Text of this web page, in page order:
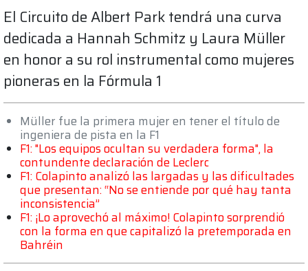
El Circuito de Albert Park tendrá una curva
dedicada a Hannah Schmitz y Laura Müller
en honor a su rol instrumental como mujeres
pioneras en la Fórmula 1
Müller fue la primera mujer en tener el título de
ingeniera de pista en la F1
F1: "Los equipos ocultan su verdadera forma", la
contundente declaración de Leclerc
F1: Colapinto analizó las largadas y las dificultades
que presentan: “No se entiende por qué hay tanta
inconsistencia”
F1: ¡Lo aprovechó al máximo! Colapinto sorprendió
con la forma en que capitalizó la pretemporada en
Bahréin